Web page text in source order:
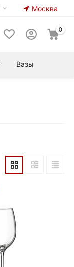
Москва
0
Вазы